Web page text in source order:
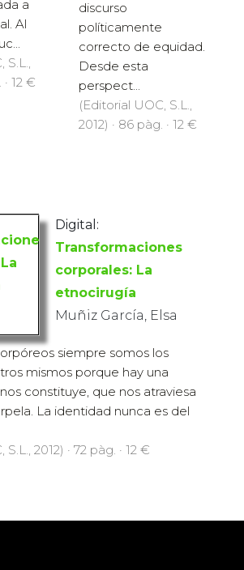
a
Al
S.L.,
12 €
discurso
políticamente
correcto de equidad.
Desde esta
perspect...
(Editorial UOC, S.L.,
2012) · 86 pàg. · 12 €
Digital:
Transformaciones
corporales: La
etnocirugía
Muñiz García, Elsa
siempre somos los
mismos porque hay una
constituye, que nos atraviesa
La identidad nunca es del
2012) · 72 pàg. · 12 €